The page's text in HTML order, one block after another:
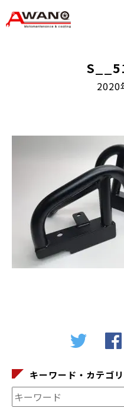
2020
キーワード・カテゴ